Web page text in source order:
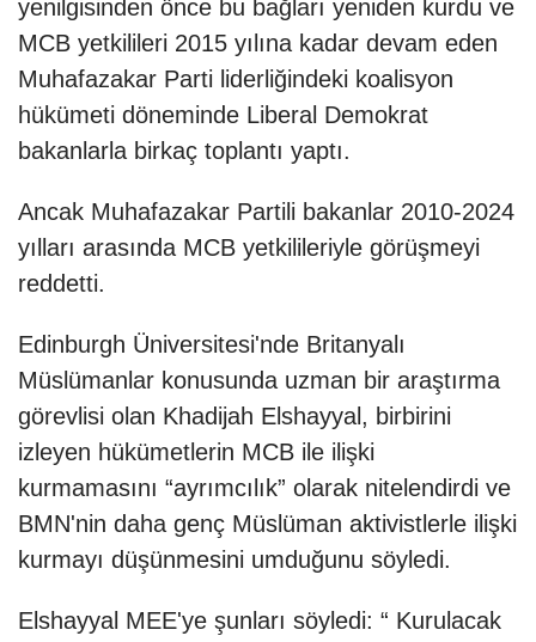
yenilgisinden önce bu bağları yeniden kurdu ve
MCB yetkilileri 2015 yılına kadar devam eden
Muhafazakar Parti liderliğindeki koalisyon
hükümeti döneminde Liberal Demokrat
bakanlarla birkaç toplantı yaptı.
Ancak Muhafazakar Partili bakanlar 2010-2024
yılları arasında MCB yetkilileriyle görüşmeyi
reddetti.
Edinburgh Üniversitesi'nde Britanyalı
Müslümanlar konusunda uzman bir araştırma
görevlisi olan Khadijah Elshayyal, birbirini
izleyen hükümetlerin MCB ile ilişki
kurmamasını “ayrımcılık” olarak nitelendirdi ve
BMN'nin daha genç Müslüman aktivistlerle ilişki
kurmayı düşünmesini umduğunu söyledi.
Elshayyal MEE'ye şunları söyledi: “ Kurulacak